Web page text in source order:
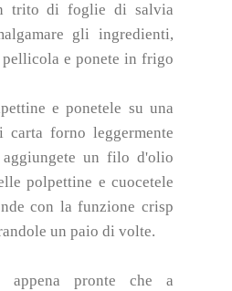
trito di foglie di salvia
gli ingredienti,
e ponete in frigo
e ponetele su una
forno leggermente
un filo d'olio
polpettine e cuocetele
con la funzione crisp
un paio di volte.
appena pronte che a